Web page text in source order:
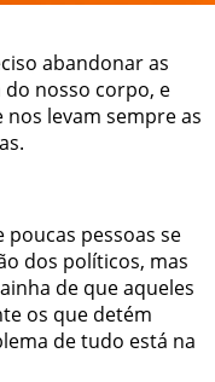
abandonar as
nosso corpo, e
levam sempre as
pessoas se
dos políticos, mas
de que aqueles
os que detém
de tudo está na